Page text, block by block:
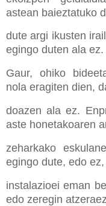
astean baieztatuko
dute argi ikusten
egingo duten ala ez.
Gaur, ohiko
nola eragiten dien,
doazen ala ez.
aste honetakoaren
zeharkako
egingo dute, edo
instalazioei eman
edo zeregin